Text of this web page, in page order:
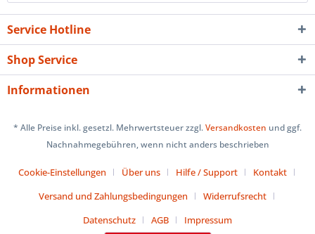
Service Hotline
Shop Service
Informationen
* Alle Preise inkl. gesetzl. Mehrwertsteuer zzgl.Versandkosten und ggf.
Nachnahmegebühren, wenn nicht anders beschrieben
Cookie-Einstellungen Über uns Hilfe / Support
Kontakt
Versand und Zahlungsbedingungen
Widerrufsrecht
Datenschutz
AGB Impressum